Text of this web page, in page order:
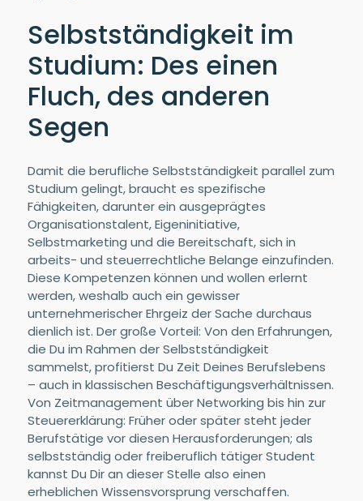
Selbstständigkeit im
Studium: Des einen
Fluch, des anderen
Segen
Damit die berufliche Selbstständigkeit parallel zum
Studium gelingt, braucht es spezifische
Fähigkeiten, darunter ein ausgeprägtes
Organisationstalent, Eigeninitiative,
Selbstmarketing und die Bereitschaft, sich in
arbeits- und steuerrechtliche Belange einzufinden.
Diese Kompetenzen können und wollen erlernt
werden, weshalb auch ein gewisser
unternehmerischer Ehrgeiz der Sache durchaus
dienlich ist. Der große Vorteil: Von den Erfahrungen,
die Du im Rahmen der Selbstständigkeit
sammelst, profitierst Du Zeit Deines Berufslebens
– auch in klassischen Beschäftigungsverhältnissen.
Von Zeitmanagement über Networking bis hin zur
Steuererklärung: Früher oder später steht jeder
Berufstätige vor diesen Herausforderungen; als
selbstständig oder freiberuflich tätiger Student
kannst Du Dir an dieser Stelle also einen
erheblichen Wissensvorsprung verschaffen.